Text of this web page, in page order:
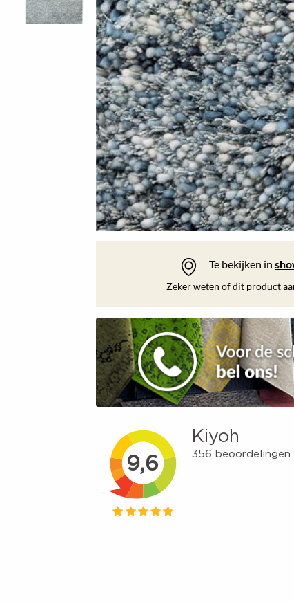
Te bekijken in
Zeker weten of dit product